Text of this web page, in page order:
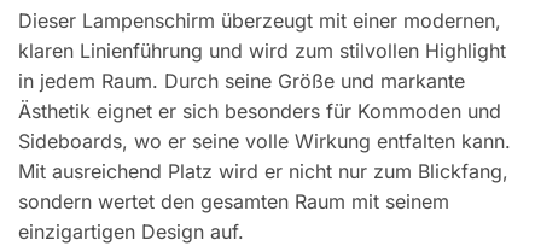
Dieser Lampenschirm überzeugt mit einer modernen,
klaren Linienführung und wird zum stilvollen Highlight
in jedem Raum. Durch seine Größe und markante
Ästhetik eignet er sich besonders für Kommoden und
Sideboards, wo er seine volle Wirkung entfalten kann.
Mit ausreichend Platz wird er nicht nur zum Blickfang,
sondern wertet den gesamten Raum mit seinem
einzigartigen Design auf.